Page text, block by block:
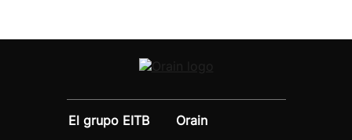
El grupo EITB
Orain